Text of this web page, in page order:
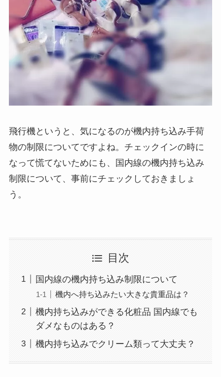
飛行機というと、気になるのが機内持ち込み手荷
物の制限についてですよね。チェックインの時に
なって慌てないためにも、国内線の機内持ち込み
制限について、事前にチェックしておきましょ
う。
目次
国内線の機内持ち込み制限について
機内へ持ち込みたい大きな貴重品は？
機内持ち込みができる化粧品 国内線でも
ダメなものはある？
機内持ち込みでクリーム類って大丈夫？